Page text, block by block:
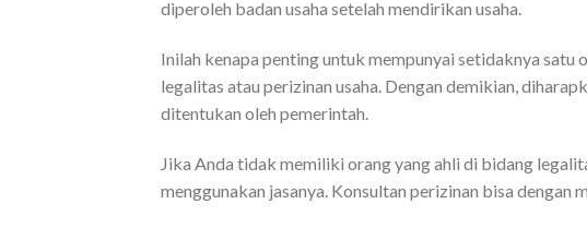
diperoleh badan usaha setelah mendirikan usaha.
Inilah kenapa penting untuk mempunyai setidaknya satu
legalitas atau perizinan usaha. Dengan demikian,
ditentukan oleh pemerintah.
Jika Anda tidak memiliki orang yang ahli di bidang
menggunakan jasanya. Konsultan perizinan bisa dengan